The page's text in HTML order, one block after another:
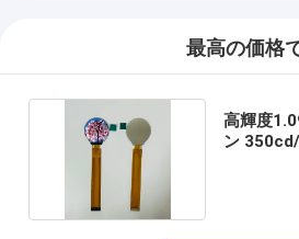
最高の価格
高輝度
ン